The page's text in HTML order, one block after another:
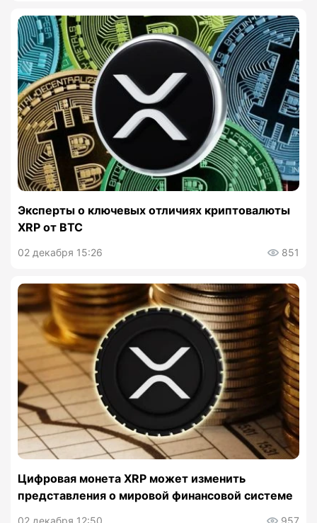
Эксперты о ключевых отличиях криптовалюты
XRP от BTC
02 декабря 15:26 851
Цифровая монета XRP может изменить
представления о мировой финансовой системе
02 декабря 12:50